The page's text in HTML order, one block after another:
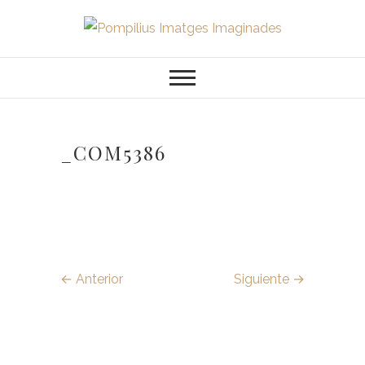
contenido
Pompilius
Imatges
Imaginades
_COM5386
← Anterior Siguiente →